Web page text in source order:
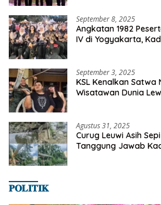
September 8, 2025
Angkatan 1982
IV di Yogyakarta,
September 3, 2025
KSL Kenalkan Satwa
Wisatawan Dunia
Agustus 31, 2025
Curug Leuwi Asih
Tanggung Jawab
𝐏𝐎𝐋𝐈𝐓𝐈𝐊